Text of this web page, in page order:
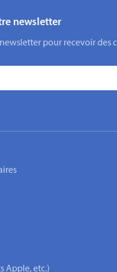
newsletter
pour recevoir des
Apple, etc.)